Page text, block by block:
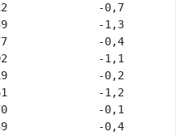
-0,7
-1,3
-0,4
-1,1
1.019              -0,2
5.861              -1,2
-0,1
-0,4